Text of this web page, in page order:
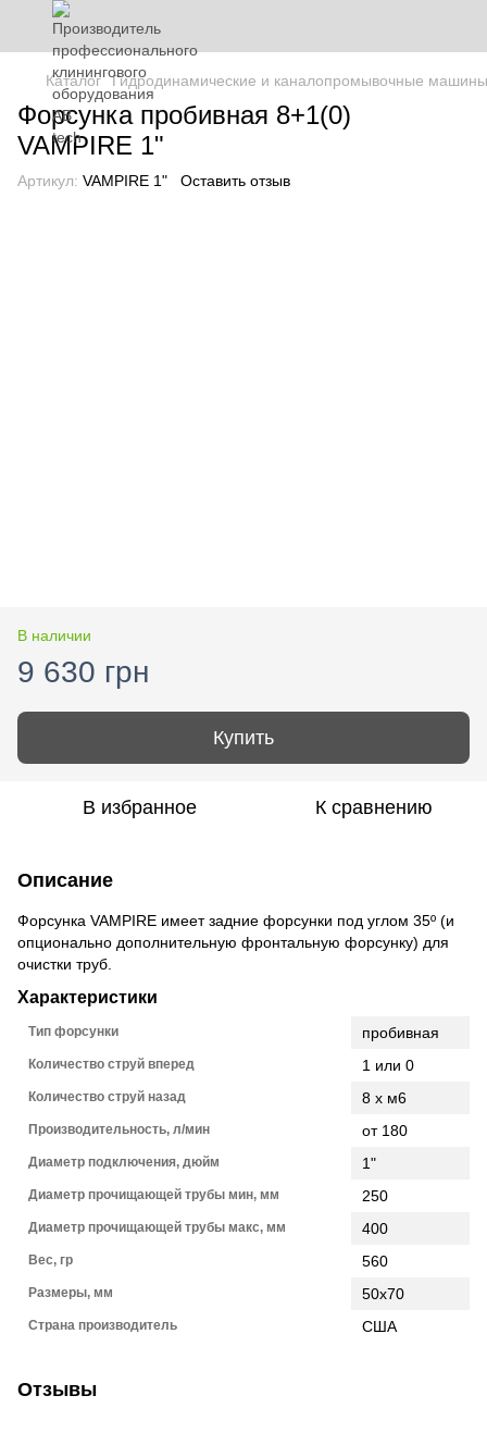
Каталог Гидродинамические и каналопромывочные машины
Форсунка пробивная 8+1(0)
VAMPIRE 1"
Артикул: VAMPIRE 1" Оставить отзыв
В наличии
9 630 грн
Купить
В избранное К сравнению
Описание
Форсунка VAMPIRE имеет задние форсунки под углом 35º (и
опционально дополнительную фронтальную форсунку) для
очистки труб.
Характеристики
Тип форсунки пробивная
Количество струй вперед 1 или 0
Количество струй назад 8 х м6
Производительность, л/мин от 180
Диаметр подключения, дюйм 1"
Диаметр прочищающей трубы мин, мм 250
Диаметр прочищающей трубы макс, мм 400
Вес, гр 560
Размеры, мм 50х70
Страна производитель США
Отзывы